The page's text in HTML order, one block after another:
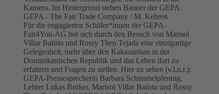
GEPA - The Fair Trade Company / M. Kehren
Für die engagierten Schüler*innen der GEPA-
Fair4You-AG bot sich durch den Besuch von Marisol
Villar Batista und Rossy Then Tejada eine einzigartige
Gelegenheit, mehr über den Kakaoanbau in der
Dominikanischen Republik und das Leben dort zu
erfahren und Fragen zu stellen. Hier zu sehen (v.l.n.r.):
GEPA-Pressesprecherin Barbara Schimmelpfennig,
Lehrer Lukas Bröker, Marisol Villar Batista und Rossy